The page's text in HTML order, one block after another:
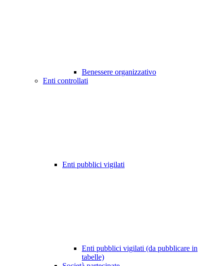
Benessere organizzativo
Enti controllati
Enti pubblici vigilati
Enti pubblici vigilati (da pubblicare in
tabelle)